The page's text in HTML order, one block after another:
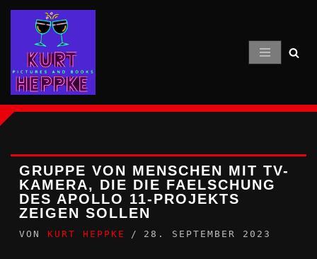
Inhalt
springen
GRUPPE VON MENSCHEN MIT TV-
KAMERA, DIE DIE FAELSCHUNG
DES APOLLO 11-PROJEKTS
ZEIGEN SOLLEN
VON KURT HEPPKE 28. SEPTEMBER 2023